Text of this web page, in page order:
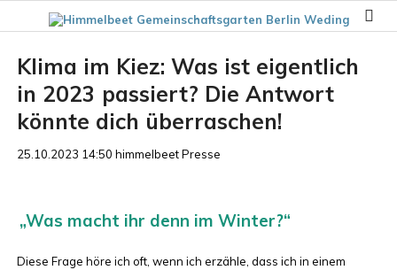
Klima im Kiez: Was ist eigentlich
in 2023 passiert? Die Antwort
könnte dich überraschen!
25.10.2023 14:50 himmelbeet Presse
„Was macht ihr denn im Winter?“
Diese Frage höre ich oft, wenn ich erzähle, dass ich in einem